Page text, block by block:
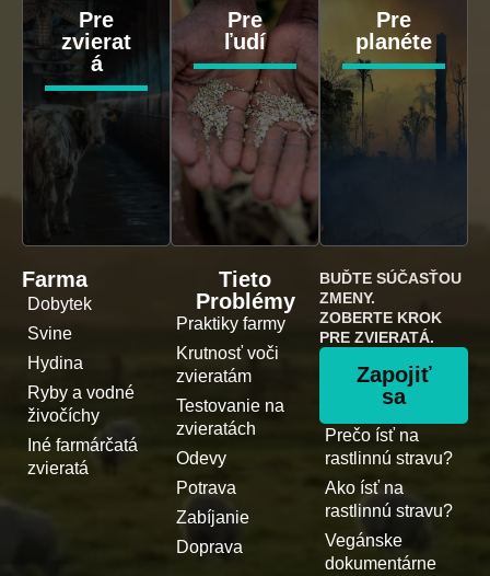
Pre
zvierat
á
Pre
ľudí
Pre
planéte
Farma
Dobytek
Svine
Hydina
Ryby a vodné
živočíchy
Iné farmárčatá
zvieratá
Tieto
Problémy
Praktiky farmy
Krutnosť voči
zvieratám
Testovanie na
zvieratách
Odevy
Potrava
Zabíjanie
Doprava
BUĎTE SÚČASŤOU
ZMENY.
ZOBERTE KROK
PRE ZVIERATÁ.
Zapojiť
sa
Prečo ísť na
rastlinnú stravu?
Ako ísť na
rastlinnú stravu?
Vegánske
dokumentárne